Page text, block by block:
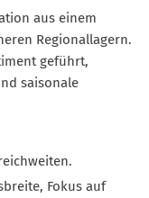
aus einem
Regionallagern.
geführt,
saisonale
Fokus auf